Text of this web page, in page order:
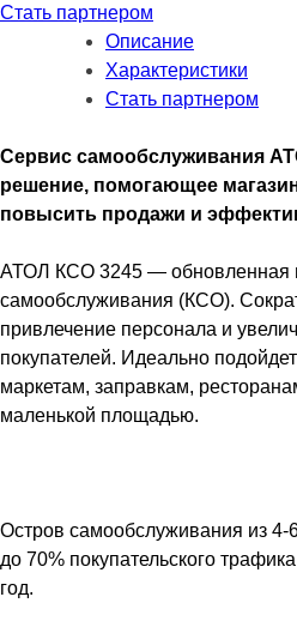
Fi,
Ind.,
Кр.
Стать партнером
Описание
Характеристики
Стать партнером
Сервис самообслуживания
решение, помогающее
повысить продажи и
АТОЛ КСО 3245 — обновленная
самообслуживания (КСО).
привлечение персонала и
покупателей. Идеально
маркетам, заправкам,
маленькой площадью.
Остров самообслуживания из 4-
до 70% покупательского
год.